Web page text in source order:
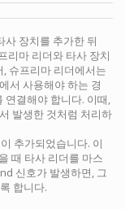
장치를 추가한 뒤
리마 리더와 타사 장치
슈프리마 리더에서는
서 사용해야 하는 경
연결해야 합니다. 이때,
발생한 것처럼 처리하
추가되었습니다. 이
때 타사 리더를 마스
신호가 발생하면, 그
합니다.